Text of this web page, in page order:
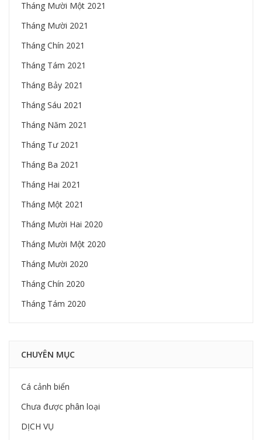
Tháng Mười Một 2021
Tháng Mười 2021
Tháng Chín 2021
Tháng Tám 2021
Tháng Bảy 2021
Tháng Sáu 2021
Tháng Năm 2021
Tháng Tư 2021
Tháng Ba 2021
Tháng Hai 2021
Tháng Một 2021
Tháng Mười Hai 2020
Tháng Mười Một 2020
Tháng Mười 2020
Tháng Chín 2020
Tháng Tám 2020
CHUYÊN MỤC
Cá cảnh biển
Chưa được phân loại
DỊCH VỤ